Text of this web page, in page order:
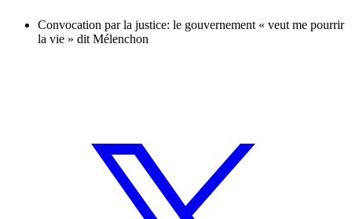
Convocation par la justice: le gouvernement « veut me pourrir
la vie » dit Mélenchon